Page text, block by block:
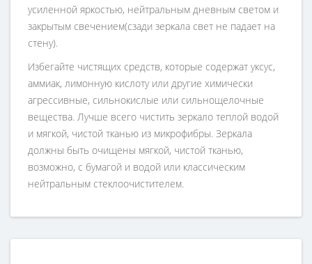
усиленной яркостью, нейтральным дневным светом и
закрытым свечением(сзади зеркала свет не падает на
стену).
Избегайте чистящих средств, которые содержат уксус,
аммиак, лимонную кислоту или другие химически
агрессивные, сильнокислые или сильнощелочные
вещества. Лучше всего чистить зеркало теплой водой
и мягкой, чистой тканью из микрофибры. Зеркала
должны быть очищены мягкой, чистой тканью,
возможно, с бумагой и водой или классическим
нейтральным стеклоочистителем.